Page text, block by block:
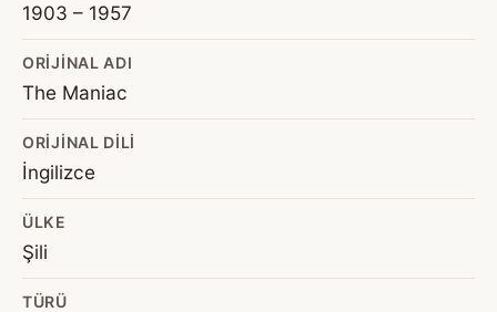
1903 – 1957
ORIJINAL ADI
The Maniac
ORIJINAL DILI
İngilizce
ÜLKE
Şili
TÜRÜ